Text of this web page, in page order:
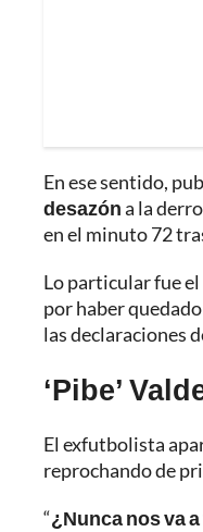
En ese sentido,
desazóna la
en el minuto 72
Lo particular fue el
por haber
las declaraciones
‘Pibe’
El exfutbolista
reprochando de
“¿Nunca nos va